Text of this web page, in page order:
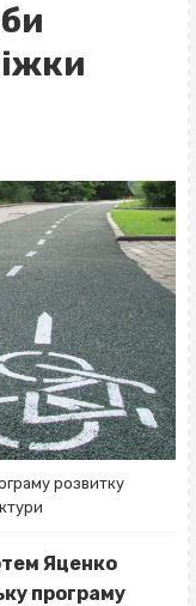
розвитку
Яценко
програму